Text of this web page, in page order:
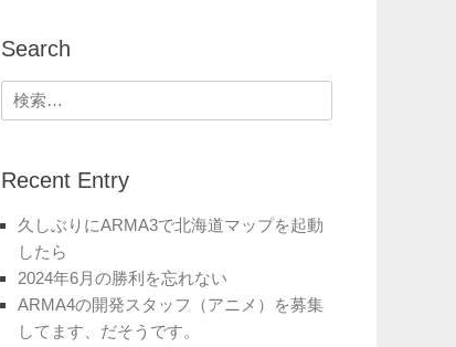
Search
検
索:
Recent Entry
久しぶりにARMA3で北海道マップを起動
したら
2024年6月の勝利を忘れない
ARMA4の開発スタッフ（アニメ）を募集
してます、だそうです。